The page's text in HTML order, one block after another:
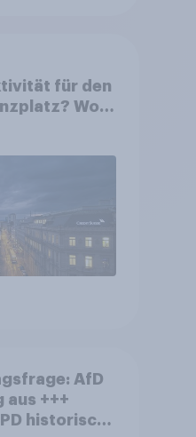
für den
Wo
steht
AfD
aus +++
historisch